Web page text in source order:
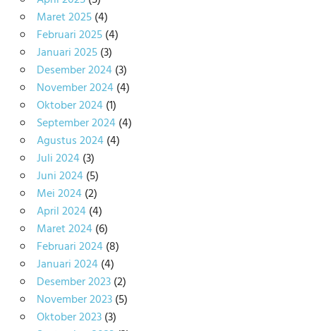
Maret 2025(4)
Februari 2025(4)
Januari 2025(3)
Desember 2024(3)
November 2024(4)
Oktober 2024(1)
September 2024(4)
Agustus 2024(4)
Juli 2024(3)
Juni 2024(5)
Mei 2024(2)
April 2024(4)
Maret 2024(6)
Februari 2024(8)
Januari 2024(4)
Desember 2023(2)
November 2023(5)
Oktober 2023(3)